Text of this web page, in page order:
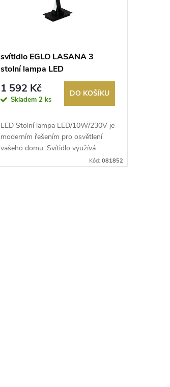
svítidlo EGLO LASANA 3
stolní lampa LED
10W/1100lm 3000K černá
1 592 Kč
Skladem 2 ks
DO KOŠÍKU
LED Stolní lampa LED/10W/230V je
moderním řešením pro osvětlení
vašeho domu. Svítidlo využívá
Kód: 081852